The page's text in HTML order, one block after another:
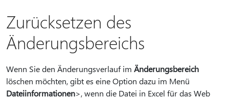
Zurücksetzen des
Änderungsbereichs
Wenn Sie den Änderungsverlauf im Änderungsbereich
löschen möchten, gibt es eine Option dazu im Menü
Dateiinformationen>, wenn die Datei in Excel für das Web